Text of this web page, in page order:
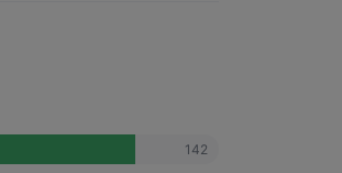
142